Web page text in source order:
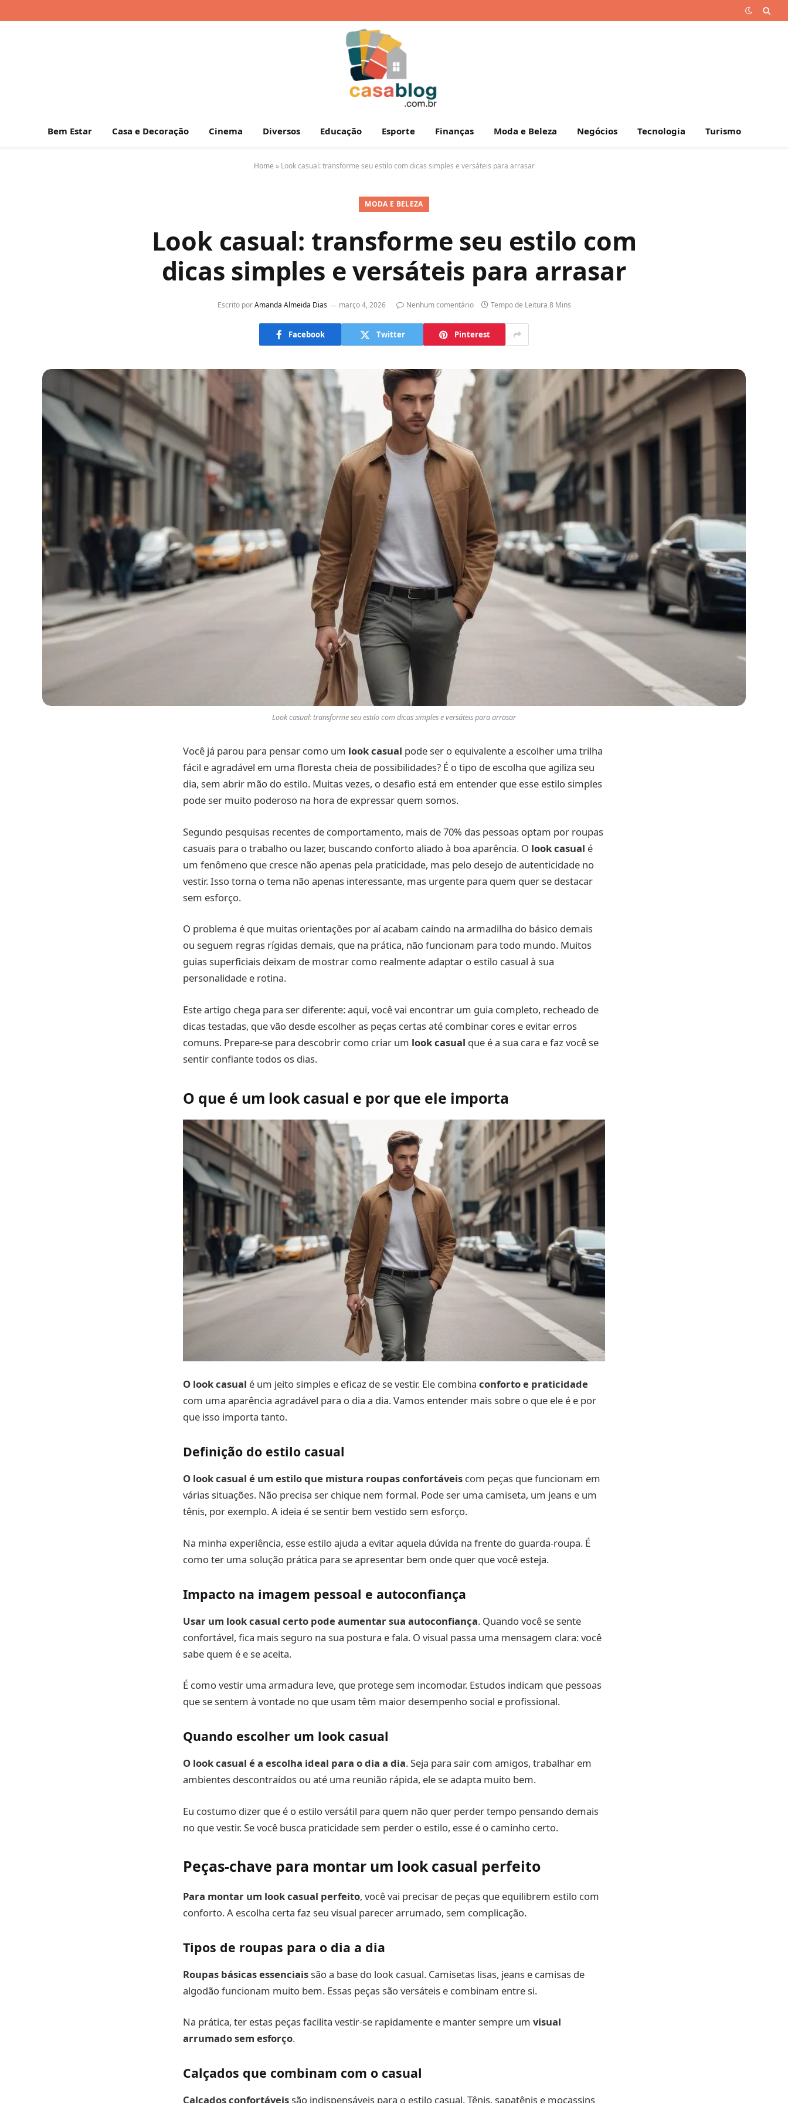
Bem Estar Casa e Decoração Cinema Diversos Educação Esporte Finanças Moda e Beleza Negócios Tecnologia Turismo
Home » Look casual: transforme seu estilo com dicas simples e versáteis para arrasar
MODA E BELEZA
Look casual: transforme seu estilo com
dicas simples e versáteis para arrasar
Escrito por Amanda Almeida Dias março 4, 2026 Nenhum comentário Tempo de Leitura 8 Mins
Facebook Twitter Pinterest
Look casual: transforme seu estilo com dicas simples e versáteis para arrasar
Você já parou para pensar como um look casual pode ser o equivalente a escolher uma trilha
fácil e agradável em uma floresta cheia de possibilidades? É o tipo de escolha que agiliza seu
dia, sem abrir mão do estilo. Muitas vezes, o desafio está em entender que esse estilo simples
pode ser muito poderoso na hora de expressar quem somos.
Segundo pesquisas recentes de comportamento, mais de 70% das pessoas optam por roupas
casuais para o trabalho ou lazer, buscando conforto aliado à boa aparência. O look casual é
um fenômeno que cresce não apenas pela praticidade, mas pelo desejo de autenticidade no
vestir. Isso torna o tema não apenas interessante, mas urgente para quem quer se destacar
sem esforço.
O problema é que muitas orientações por aí acabam caindo na armadilha do básico demais
ou seguem regras rígidas demais, que na prática, não funcionam para todo mundo. Muitos
guias superficiais deixam de mostrar como realmente adaptar o estilo casual à sua
personalidade e rotina.
Este artigo chega para ser diferente: aqui, você vai encontrar um guia completo, recheado de
dicas testadas, que vão desde escolher as peças certas até combinar cores e evitar erros
comuns. Prepare-se para descobrir como criar um look casual que é a sua cara e faz você se
sentir confiante todos os dias.
O que é um look casual e por que ele importa
O look casual é um jeito simples e eficaz de se vestir. Ele combina conforto e praticidade
com uma aparência agradável para o dia a dia. Vamos entender mais sobre o que ele é e por
que isso importa tanto.
Definição do estilo casual
O look casual é um estilo que mistura roupas confortáveis com peças que funcionam em
várias situações. Não precisa ser chique nem formal. Pode ser uma camiseta, um jeans e um
tênis, por exemplo. A ideia é se sentir bem vestido sem esforço.
Na minha experiência, esse estilo ajuda a evitar aquela dúvida na frente do guarda-roupa. É
como ter uma solução prática para se apresentar bem onde quer que você esteja.
Impacto na imagem pessoal e autoconfiança
Usar um look casual certo pode aumentar sua autoconfiança. Quando você se sente
confortável, fica mais seguro na sua postura e fala. O visual passa uma mensagem clara: você
sabe quem é e se aceita.
É como vestir uma armadura leve, que protege sem incomodar. Estudos indicam que pessoas
que se sentem à vontade no que usam têm maior desempenho social e profissional.
Quando escolher um look casual
O look casual é a escolha ideal para o dia a dia. Seja para sair com amigos, trabalhar em
ambientes descontraídos ou até uma reunião rápida, ele se adapta muito bem.
Eu costumo dizer que é o estilo versátil para quem não quer perder tempo pensando demais
no que vestir. Se você busca praticidade sem perder o estilo, esse é o caminho certo.
Peças-chave para montar um look casual perfeito
Para montar um look casual perfeito, você vai precisar de peças que equilibrem estilo com
conforto. A escolha certa faz seu visual parecer arrumado, sem complicação.
Tipos de roupas para o dia a dia
Roupas básicas essenciaissão a base do look casual. Camisetas lisas, jeans e camisas de
algodão funcionam muito bem. Essas peças são versáteis e combinam entre si.
Na prática, ter estas peças facilita vestir-se rapidamente e manter sempre um visual
arrumado sem esforço.
Calçados que combinam com o casual
Calçados confortáveissão indispensáveis para o estilo casual. Tênis, sapatênis e mocassins